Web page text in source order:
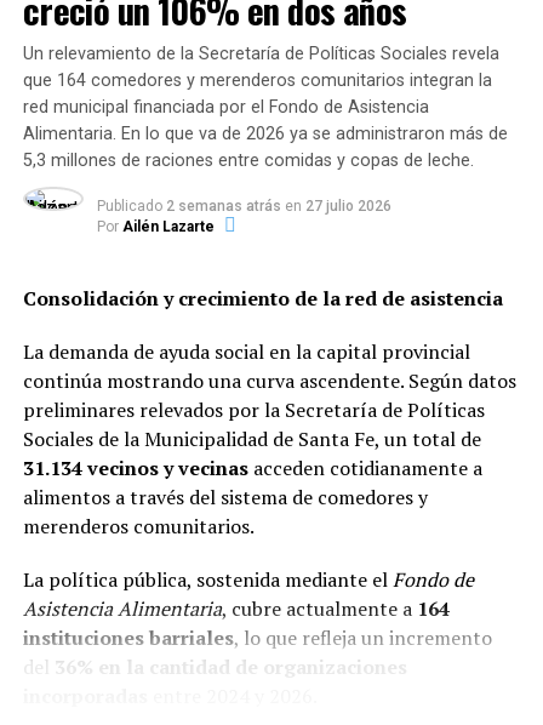
cumplan los requisitos.
El boleto gratuito será paraestudiantes de diferentes
niveles y modalidades incluidosalumnos de
establecimientos privados y universidades. También
podrán accederdocentes y no docentes del sistema
educativo provincial
dos viajes por día entre las 6 de la mañana y las
Para lostramos interurbanos (de menos de 60
los tramos de más de 60 kilómetros, habrádos viajes
gratis por mes.
Para cumplir el trámite se pedirá la ID Ciudadana que se
hace en el sitio web de la provincia especialmente
dedicado al boleto gratuito.
TEMAS RELACIONADOS:
SIGUENTE
Los chicos de 7º volvieron a las aulas en Rosario
Un relevamiento de la Secretaría de Políticas Sociales revela
que 164 comedores y merenderos comunitarios integran la
red municipal financiada por el Fondo de Asistencia
Alimentaria. En lo que va de 2026 ya se administraron más de
5,3 millones de raciones entre comidas y copas de leche.
Publicado 2 semanas atrás en 27 julio 2026
Por Ailén Lazarte
Consolidación y crecimiento de la red de asistencia
La demanda de ayuda social en la capital provincial
continúa mostrando una curva ascendente. Según datos
preliminares relevados por la Secretaría de Políticas
Sociales de la Municipalidad de Santa Fe, un total de
31.134 vecinos y vecinasacceden cotidianamente a
alimentos a través del sistema de comedores y
merenderos comunitarios.
La política pública, sostenida mediante elFondo de
Asistencia Alimentaria, cubre actualmente a 164
instituciones barriales, lo que refleja un incremento
del 36% en la cantidad de organizaciones